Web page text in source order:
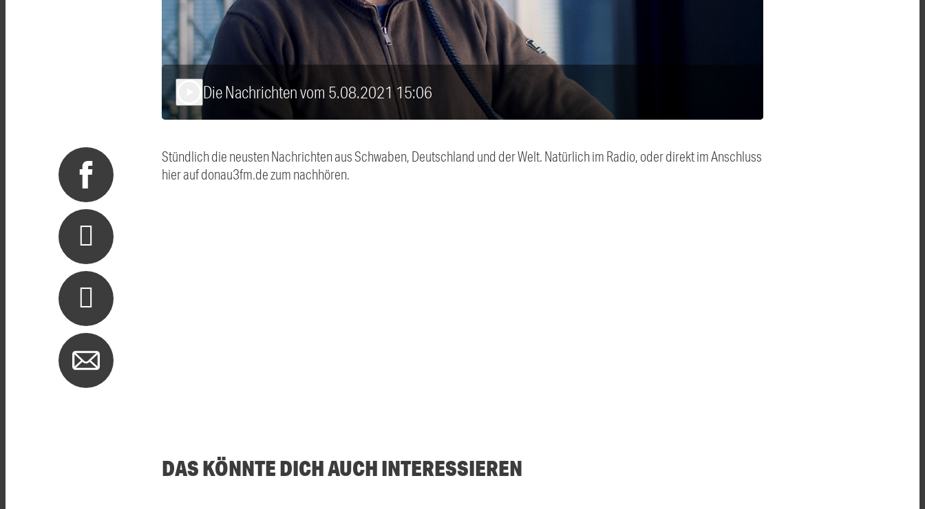
Die Nachrichten vom 5.08.2021 15:06
Stündlich die neusten Nachrichten aus Schwaben, Deutschland und der Welt. Natürlich im Radio, oder direkt im Anschluss
hier auf donau3fm.de zum nachhören.
DAS KÖNNTE DICH AUCH INTERESSIEREN